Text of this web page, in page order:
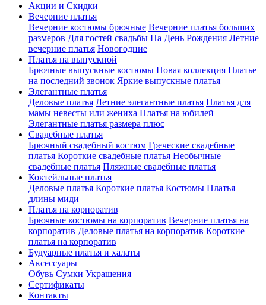
Акции и Скидки
Вечерние платья
Вечерние костюмы брючные Вечерние платья больших
размеров Для гостей свадьбы На День Рождения Летние
вечерние платья Новогодние
Платья на выпускной
Брючные выпускные костюмы Новая коллекция Платье
на последний звонок Яркие выпускные платья
Элегантные платья
Деловые платья Летние элегантные платья Платья для
мамы невесты или жениха Платья на юбилей
Элегантные платья размера плюс
Свадебные платья
Брючный свадебный костюм Греческие свадебные
платья Короткие свадебные платья Необычные
свадебные платья Пляжные свадебные платья
Коктейльные платья
Деловые платья Короткие платья Костюмы Платья
длины миди
Платья на корпоратив
Брючные костюмы на корпоратив Вечерние платья на
корпоратив Деловые платья на корпоратив Короткие
платья на корпоратив
Будуарные платья и халаты
Аксессуары
Обувь Сумки Украшения
Сертификаты
Контакты